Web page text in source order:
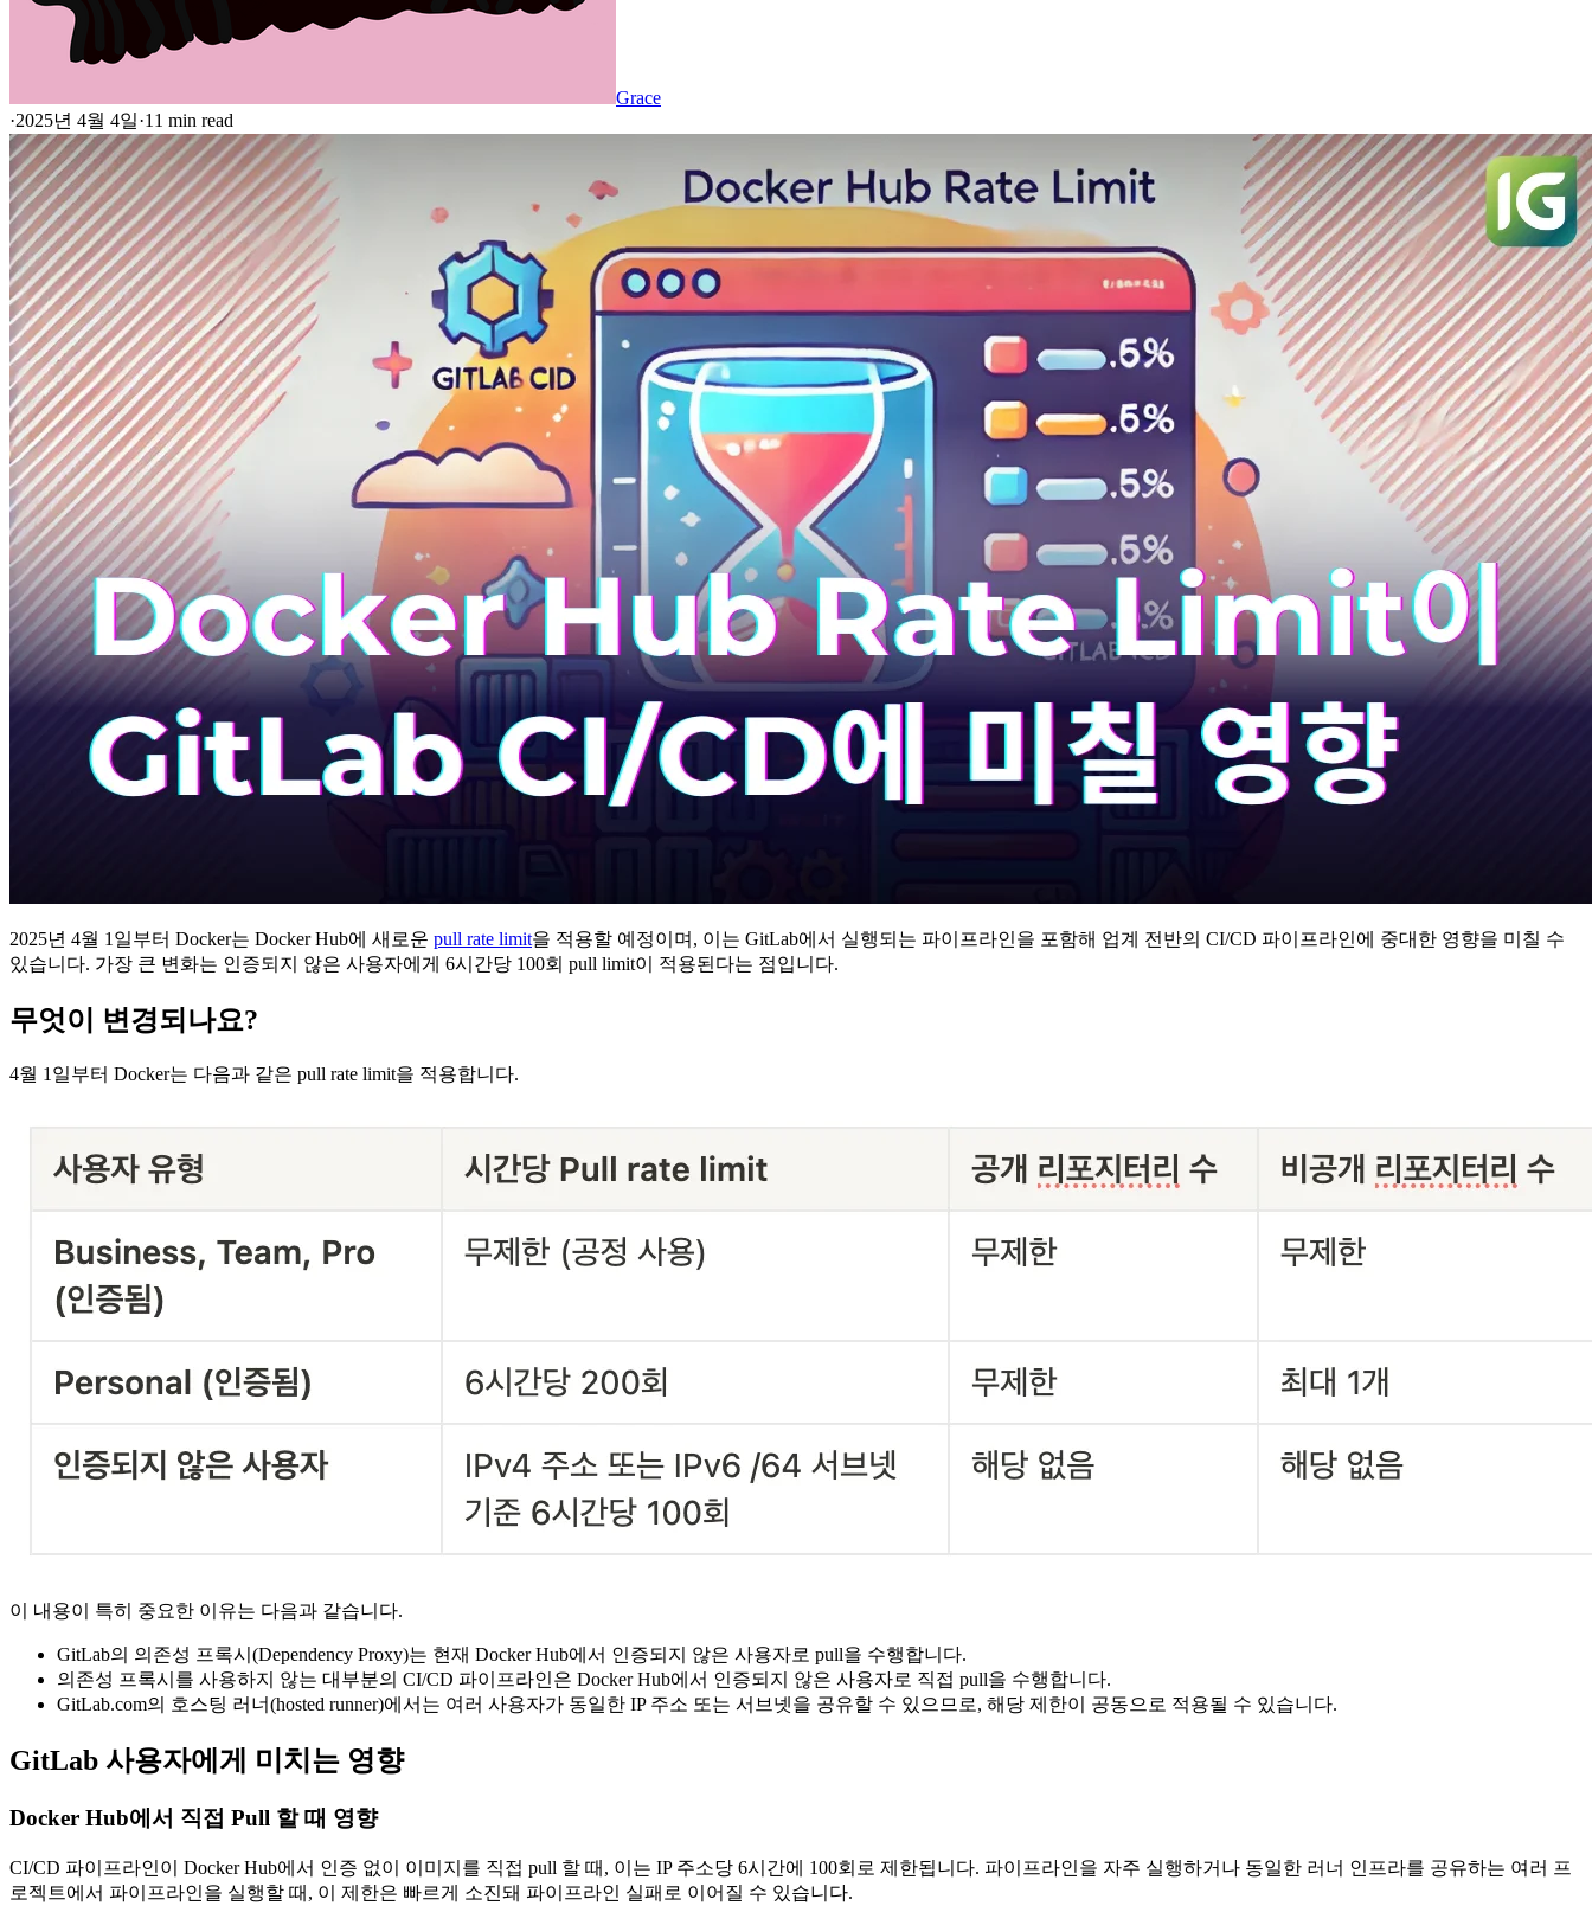
Grace
·2025년 4월 4일·11 min read
2025년 4월 1일부터 Docker는 Docker Hub에 새로운 pull rate limit을 적용할 예정이며, 이는 GitLab에서 실행되는 파이프라인을 포함해 업계 전반의 CI/CD 파이프라인에 중대한 영향을 미칠 수
있습니다. 가장 큰 변화는 인증되지 않은 사용자에게 6시간당 100회 pull limit이 적용된다는 점입니다.
무엇이 변경되나요?
4월 1일부터 Docker는 다음과 같은 pull rate limit을 적용합니다.
이 내용이 특히 중요한 이유는 다음과 같습니다.
GitLab의 의존성 프록시(Dependency Proxy)는 현재 Docker Hub에서 인증되지 않은 사용자로 pull을 수행합니다.
의존성 프록시를 사용하지 않는 대부분의 CI/CD 파이프라인은 Docker Hub에서 인증되지 않은 사용자로 직접 pull을 수행합니다.
GitLab.com의 호스팅 러너(hosted runner)에서는 여러 사용자가 동일한 IP 주소 또는 서브넷을 공유할 수 있으므로, 해당 제한이 공동으로 적용될 수 있습니다.
GitLab 사용자에게 미치는 영향
Docker Hub에서 직접 Pull 할 때 영향
CI/CD 파이프라인이 Docker Hub에서 인증 없이 이미지를 직접 pull 할 때, 이는 IP 주소당 6시간에 100회로 제한됩니다. 파이프라인을 자주 실행하거나 동일한 러너 인프라를 공유하는 여러 프
로젝트에서 파이프라인을 실행할 때, 이 제한은 빠르게 소진돼 파이프라인 실패로 이어질 수 있습니다.